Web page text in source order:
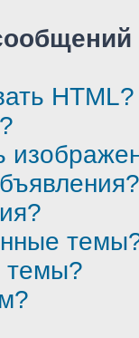
HTML?
темы?